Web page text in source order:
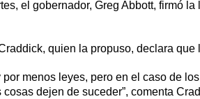
el gobernador, Greg Abbott, firmó
quien la propuso, declara que
por menos leyes, pero en el caso de
dejen de suceder”, comenta